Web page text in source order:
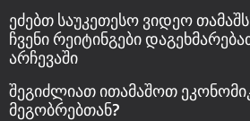
ეძებთ საუკეთესო ვიდეო
ჩვენი რეიტინგები
არჩევაში
შეგიძლიათ ითამაშოთ
მეგობრებთან?